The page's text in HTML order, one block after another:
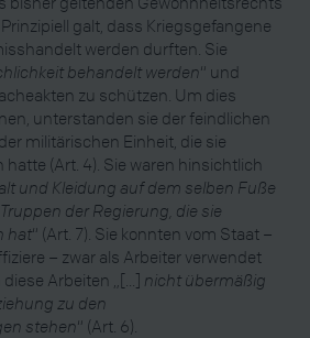
galt, dass Kriegsgefangene
werden durften. Sie
behandelt werden“ und
zu schützen. Um dies
unterstanden sie der feindlichen
militärischen Einheit, die sie
(Art. 4). Sie waren hinsichtlich
und Kleidung auf dem selben Fuße
der Regierung, die sie
hat“ (Art. 7). Sie konnten vom Staat –
– zwar als Arbeiter verwendet
Arbeiten „[...] nicht übermäßig
zu den
stehen“ (Art. 6).